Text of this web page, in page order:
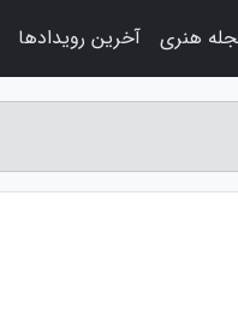
هنری آخرین رویدادها